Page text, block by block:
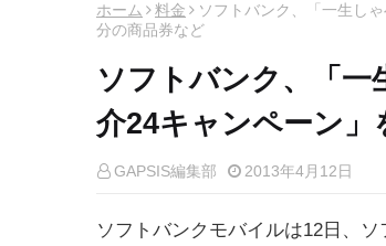
ホーム 料金
ソフトバンク、「一生し
分の商品券など
ソフトバンク、「一
介24キャンペーン」
GAPSIS編集部 2013年4月12日
ソフトバンクモバイルは12日、